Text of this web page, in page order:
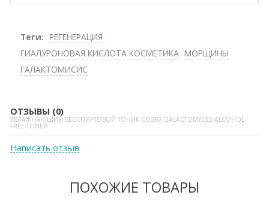
Теги: РЕГЕНЕРАЦИЯ
ГИАЛУРОНОВАЯ КИСЛОТА КОСМЕТИКА МОРЩИНЫ
ГАЛАКТОМИСИС
ОТЗЫВЫ (0)
УВЛАЖНЯЮЩИЙ БЕССПИРТОВОЙ ТОНИК COSRX GALACTOMYCES ALCOHOL-
FREE TONER
Написать отзыв
ПОХОЖИЕ ТОВАРЫ